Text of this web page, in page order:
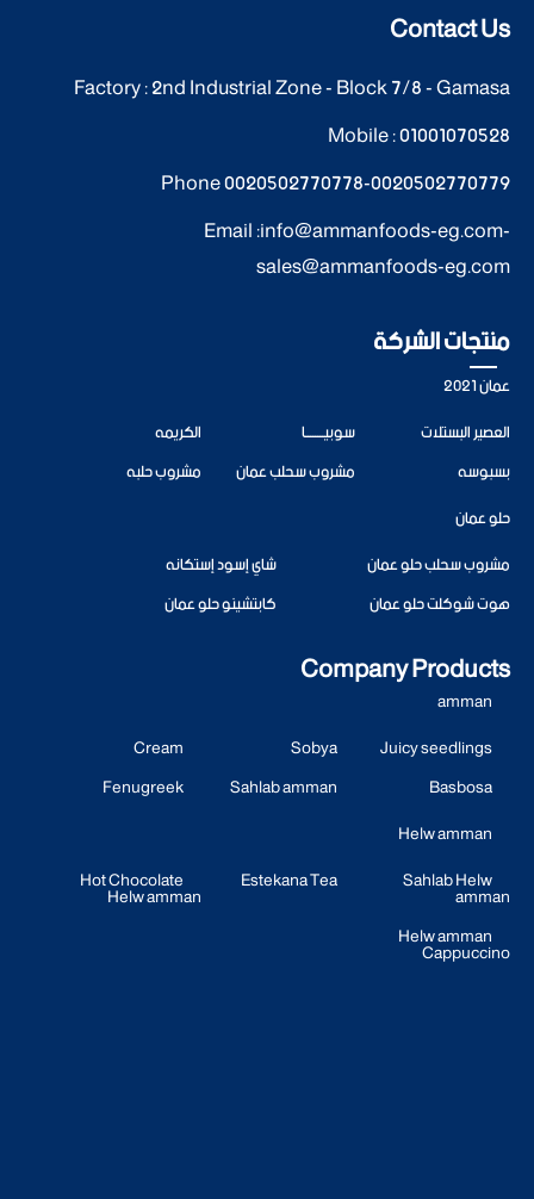
Contact Us
Factory : 2nd Industrial Zone - Block 7/8 - Gamasa
Mobile :01001070528
Phone0020502770778-0020502770779
Email :info@ammanfoods-eg.com-
sales@ammanfoods-eg.com
منتجات الشركة
عمان 2021
العصير البستلات
سوبيــــــــا
الكريمه
بسبوسه
مشروب سحلب عمان
مشروب حلبه
حلو عمان
مشروب سحلب حلو عمان
شاي إسود إستكانه
هوت شوكلت حلو عمان
كابتشينو حلو عمان
Company Products
amman
Juicy seedlings
Sobya
Cream
Basbosa
Sahlab amman
Fenugreek
Helw amman
Sahlab Helw
amman
Estekana Tea
Hot Chocolate
Helw amman
Helw amman
Cappuccino